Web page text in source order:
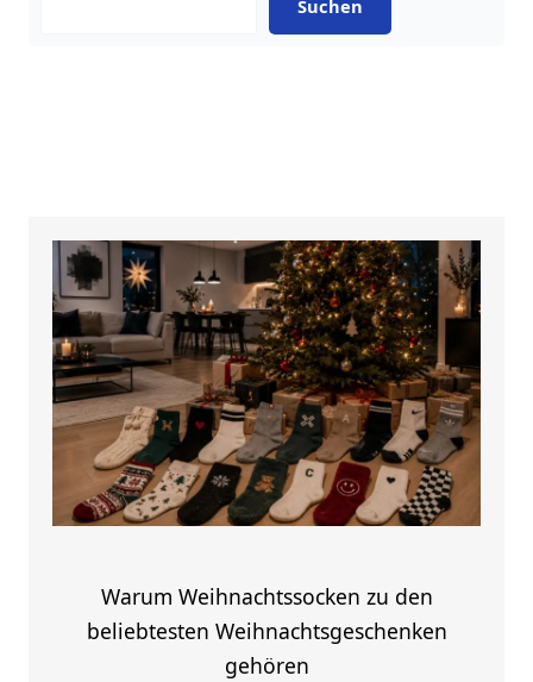
Suchen
Warum Weihnachtssocken zu den
beliebtesten Weihnachtsgeschenken
gehören